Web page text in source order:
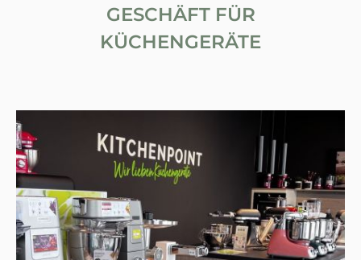
GESCHÄFT FÜR
KÜCHENGERÄTE